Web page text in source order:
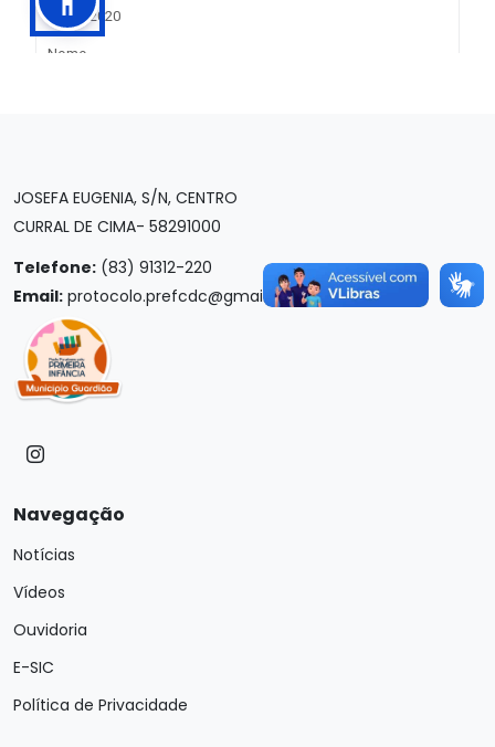
JOSEFA EUGENIA, S/N, CENTRO
CURRAL DE CIMA- 58291000
Telefone: (83) 91312-220
Email: protocolo.prefcdc@gmail.com
Navegação
Notícias
Vídeos
Ouvidoria
E-SIC
Política de Privacidade